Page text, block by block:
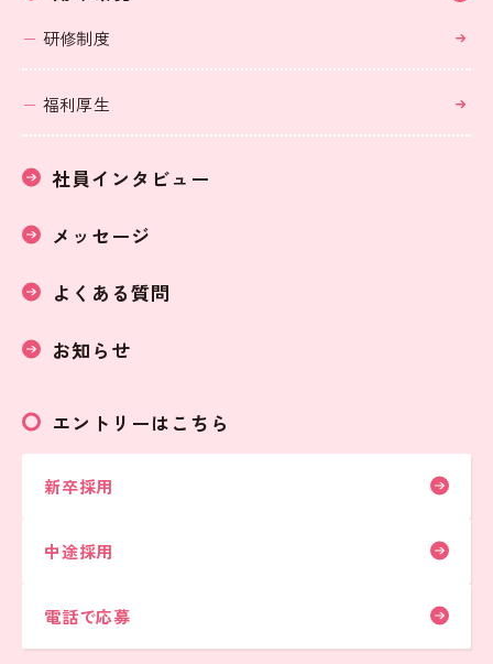
研修制度
福利厚生
社員インタビュー
メッセージ
よくある質問
お知らせ
エントリーはこちら
新卒採用
中途採用
電話で応募